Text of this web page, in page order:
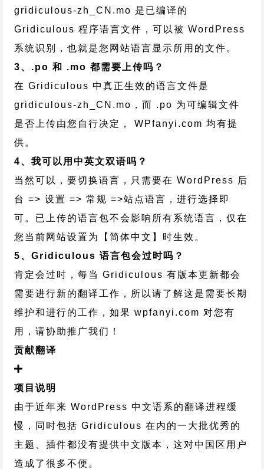
gridiculous-zh_CN.mo 是已编译的
Gridiculous 程序语言文件，可以被 WordPress
系统识别，也就是您网站语言显示所用的文件。
3、.po 和 .mo 都需要上传吗？
在 Gridiculous 中真正生效的语言文件是
gridiculous-zh_CN.mo，而 .po 为可编辑文件
是否上传由您自行决定， WPfanyi.com 均有提
供。
4、我可以用中英文双语吗？
当然可以，要切换语言，只需要在 WordPress 后
台 => 设置 => 常规 =>站点语言，进行选择即
可。已上传的语言包不会影响所有系统语言，仅在
您当前网站设置为【简体中文】时生效。
5、Gridiculous 语言包会过时吗？
肯定会过时，每当 Gridiculous 有版本更新都会
需要进行新的翻译工作，所以请了解这是需要长期
维护和进行的工作，如果 wpfanyi.com 对您有
用，请协助推广我们！
贡献翻译
项目说明
由于近年来 WordPress 中文语系的翻译进程缓
慢，同时包括 Gridiculous 在内的一大批优秀的
主题、插件都没有提供中文版本，这对中国区用户
造成了很多不便。